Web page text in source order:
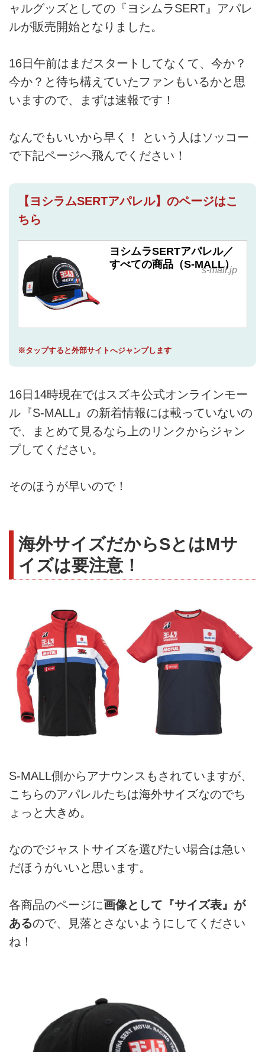
ャルグッズとしての『ヨシムラSERT』アパレ
ルが販売開始となりました。
16日午前はまだスタートしてなくて、今か？
今か？と待ち構えていたファンもいるかと思
いますので、まずは速報です！
なんでもいいから早く！ という人はソッコー
で下記ページへ飛んでください！
【ヨシラムSERTアパレル】のページはこ
ちら
ヨシムラSERTアパレル／
すべての商品（S-MALL）
s-mall.jp
※タップすると外部サイトへジャンプします
16日14時現在ではスズキ公式オンラインモー
ル『S-MALL』の新着情報には載っていないの
で、まとめて見るなら上のリンクからジャン
プしてください。
そのほうが早いので！
海外サイズだからSとはMサ
イズは要注意！
S-MALL側からアナウンスもされていますが、
こちらのアパレルたちは海外サイズなのでち
ょっと大きめ。
なのでジャストサイズを選びたい場合は急い
だほうがいいと思います。
各商品のページに画像として『サイズ表』が
あるので、見落とさないようにしてください
ね！